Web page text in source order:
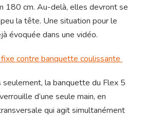
180 cm. Au-delà, elles devront se
la tête. Une situation pour le
évoquée dans une vidéo.
contre banquette coulissante
la banquette du Flex 5
d’une seule main, en
qui agit simultanément